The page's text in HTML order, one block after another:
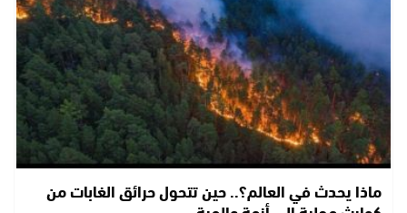
ماذا يحدث في العالم؟.. حين تتحول حرائق الغابات من